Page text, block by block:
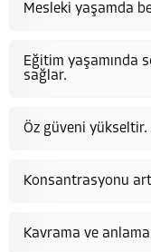
Mesleki yaşamda
Eğitim yaşamında
sağlar.
Öz güveni yükseltir.
Konsantrasyonu
Kavrama ve